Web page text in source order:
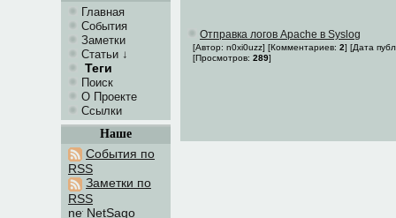
Главная
События
Заметки
Статьи ↓
Теги
Поиск
О Проекте
Ссылки
Наше
События по
RSS
Заметки по
RSS
NetSago
Отправка логов Apache в Syslog
[Автор: n0xi0uzz] [Комментариев: 2] [Дата
[Просмотров: 289]